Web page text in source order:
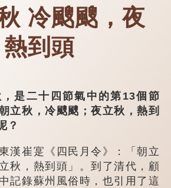
冷颼颼，夜
到頭
二十四節氣中的第13個節
立秋，冷颼颼；夜立秋，熱到
？
崔寔《四民月令》：「朝立
秋，熱到頭」。到了清代，顧
記錄蘇州風俗時，也引用了這